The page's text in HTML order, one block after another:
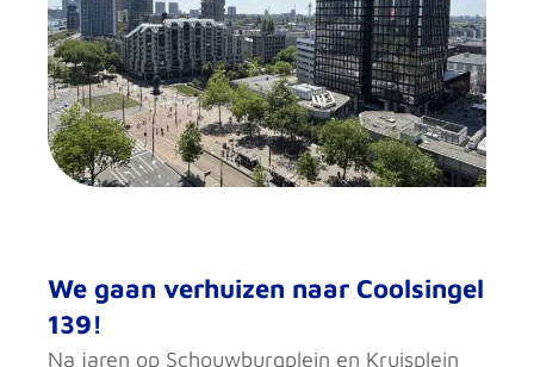
We gaan verhuizen naar Coolsingel
139!
Na jaren op Schouwburgplein en Kruisplein